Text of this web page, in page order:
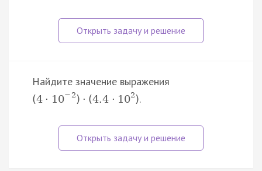
Найдите значение выражения
(4 · 10− 2) · (4.4 · 102).